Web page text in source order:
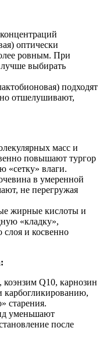
оптически
ровным. При
выбирать
подходят
отшелушивают,
масс и
повышают тургор
«сетку» влаги.
в умеренной
не перегружая
жирные кислоты и
«кладку»,
слоя и косвенно
коэнзим Q10, карнозин
карбогликированию,
старения.
уменьшают
после